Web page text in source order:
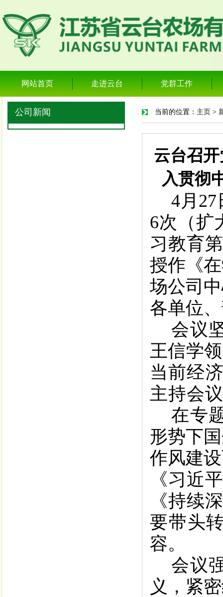
网站首页 走进云台 党群工作
公司新闻 当前的位置： 主页 >
云台召
入贯彻
4月 27
6次（扩
习教育第
授作《
场公司
各单位
会议
王信学
当前经
主持会议
在专
形势下
作风建
《习近
《持续
要带头
容。
会议
义，紧